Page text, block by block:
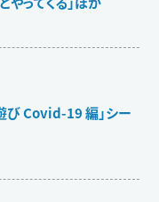
び Covid-19 編」シー